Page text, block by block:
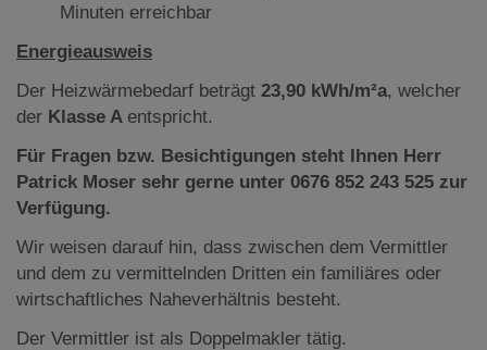
Minuten erreichbar
Energieausweis
Der Heizwärmebedarf beträgt 23,90 kWh/m²a, welcher
der Klasse A entspricht.
Für Fragen bzw. Besichtigungen steht Ihnen Herr
Patrick Moser sehr gerne unter 0676 852 243 525 zur
Verfügung.
Wir weisen darauf hin, dass zwischen dem Vermittler
und dem zu vermittelnden Dritten ein familiäres oder
wirtschaftliches Naheverhältnis besteht.
Der Vermittler ist als Doppelmakler tätig.